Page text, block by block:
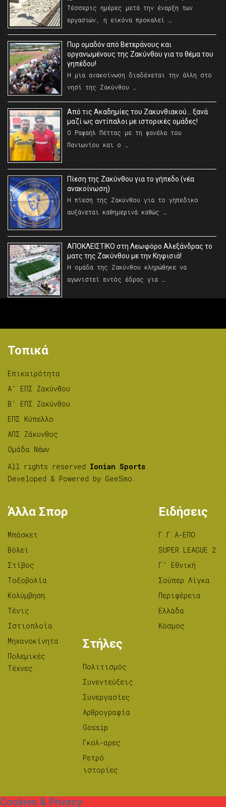
Τέσσερις ημέρες μετά την έναρξη των
εργασιών, η εικόνα προκαλεί …
Πυρ ομαδόν από Βετεράνους και
οργανωμένους της Ζακύνθου για το θέμα του
γηπέδου!
Η μια ανακοίνωση διαδέχεται την άλλη στο
νησί της Ζακύνθου …
Από τις Ακαδημίες του Ζακυνθιακού… ξανά
μαζί ως αντίπαλοι με ιστορικές ομάδες!
Ο Ραφαήλ Πέττας με τη φανέλα του
Πανιωνίου και ο …
Πίεση της Ζακύνθου για το γήπεδο (νέα
ανακοίνωση)
Η πίεση της Ζακύνθου για το γηπεδικο
αυξάνεται καθημερινά καθώς …
AΠΟΚΛΕΙΣΤΙΚΟ στη Λεωφόρο Αλεξάνδρας το
ματς της Ζακύνθου με την Κηφισιά!
Η ομάδα της Ζακύνθου κληρώθηκε να
αγωνιστεί εντός έδρας για …
Τοπικά
Επικαιρότητα
A’ ΕΠΣ Ζακύνθου
B’ ΕΠΣ Ζακύνθου
ΕΠΣ Κύπελλο
ΑΠΣ Ζάκυνθος
Ομάδα Νέων
All rights reserved Ionian Sports .
Developed & Powered by GeeSmo .
Άλλα Σπορ
Μπάσκετ
Βόλεϊ
Στίβος
Tοξοβολία
Κολύμβηση
Τένις
Ιστιοπλοΐα
Μηχανοκίνητα
Πολεμικές
Τέχνες
Ειδήσεις
Γ.Γ.Α-ΕΠΟ
SUPER LEAGUE 2
Γ’ Εθνική
Σούπερ Λίγκα
Περιφέρεια
Ελλάδα
Κόσμος
Στήλες
Πολιτισμός
Συνεντεύξεις
Συνεργασίες
Αρθρογραφία
Gossip
Γκολ-αρες
Ρετρό
ιστορίες
Cookies & Privacy